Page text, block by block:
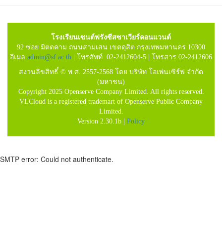
โรงเรียนเซนต์ฟรังซีสซาเวียร์คอนแวนต์
92 ซอย มิตตคาม ถนนสามเสน เขตดุสิต กรุงเทพมหานคร 10300
อีเมล admin@sf.ac.th | โทรศัพท์ 02-2412604-5 | โทรสาร 02-2412606
สงวนลิขสิทธิ์ © พ.ศ. 2557-2568 โดย บริษัท โอเพ่นเซิร์ฟ จำกัด
(มหาชน)
Copyright 2025 Openserve Company Limited. All rights reserved.
VLCloud is a registered trademart of Openserve Public Company
Limited.
Version 2.30.1b | Policy
SMTP error: Could not authenticate.